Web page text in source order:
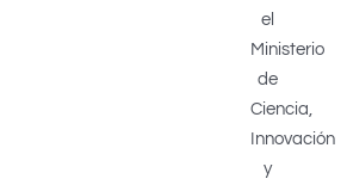
el
Ministerio
de
Ciencia,
Innovación
y